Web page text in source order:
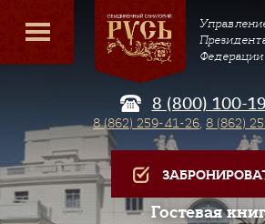
Федерации
8 (800) 100-
8 (862) 259-41-26, 8 (862)
Гостевая